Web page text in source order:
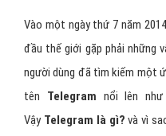
Vào một ngày thứ 7 năm
đầu thế giới gặp phải những
người dùng đã tìm kiếm một
tên Telegram nổi lên
Vậy Telegram là gì? và vì